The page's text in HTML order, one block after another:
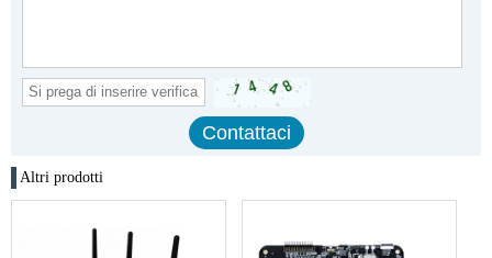
Altri prodotti